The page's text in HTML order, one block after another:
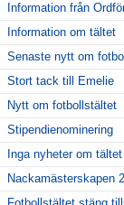
Information från
Information om tältet
Senaste nytt om
Stort tack till Emelie
Nytt om fotbollstältet
Stipendienominering
Inga nyheter om tältet
Nackamästerskapen